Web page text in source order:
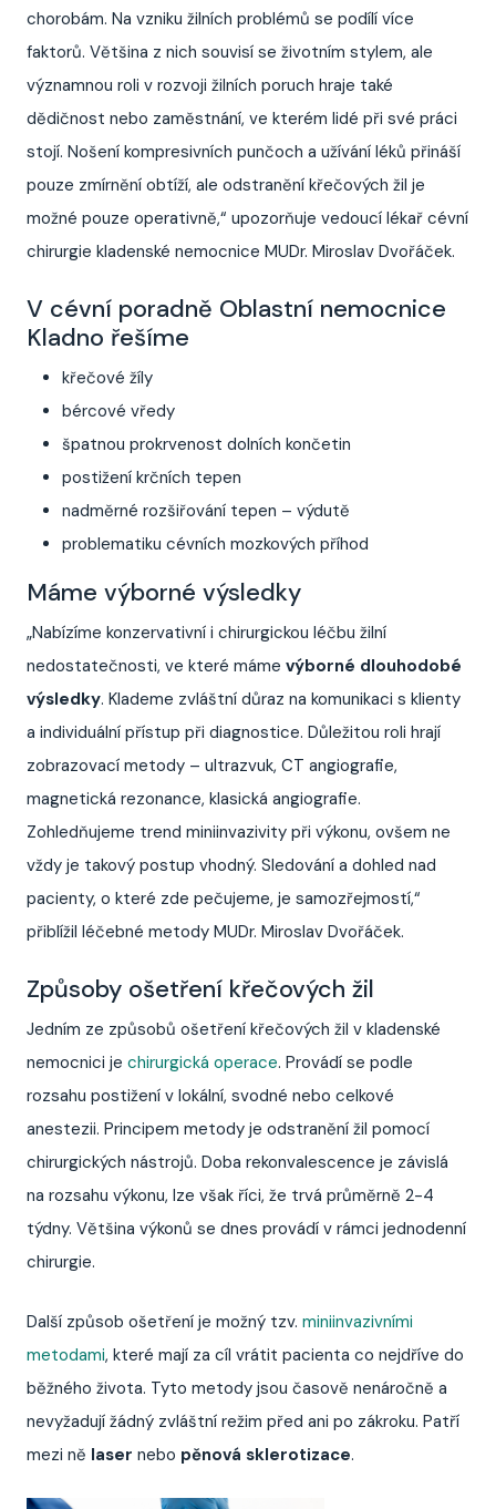
chorobám. Na vzniku žilních problémů se podílí více
faktorů. Většina z nich souvisí se životním stylem, ale
významnou roli v rozvoji žilních poruch hraje také
dědičnost nebo zaměstnání, ve kterém lidé při své práci
stojí. Nošení kompresivních punčoch a užívání léků přináší
pouze zmírnění obtíží, ale odstranění křečových žil je
možné pouze operativně,“ upozorňuje vedoucí lékař cévní
chirurgie kladenské nemocnice MUDr. Miroslav Dvořáček.
V cévní poradně Oblastní nemocnice
Kladno řešíme
křečové žíly
bércové vředy
špatnou prokrvenost dolních končetin
postižení krčních tepen
nadměrné rozšiřování tepen – výdutě
problematiku cévních mozkových příhod
Máme výborné výsledky
„Nabízíme konzervativní i chirurgickou léčbu žilní
nedostatečnosti, ve které máme výborné dlouhodobé
výsledky. Klademe zvláštní důraz na komunikaci s klienty
a individuální přístup při diagnostice. Důležitou roli hrají
zobrazovací metody – ultrazvuk, CT angiografie,
magnetická rezonance, klasická angiografie.
Zohledňujeme trend miniinvazivity při výkonu, ovšem ne
vždy je takový postup vhodný. Sledování a dohled nad
pacienty, o které zde pečujeme, je samozřejmostí,“
přiblížil léčebné metody MUDr. Miroslav Dvořáček.
Způsoby ošetření křečových žil
Jedním ze způsobů ošetření křečových žil v kladenské
nemocnici je chirurgická operace. Provádí se podle
rozsahu postižení v lokální, svodné nebo celkové
anestezii. Principem metody je odstranění žil pomocí
chirurgických nástrojů. Doba rekonvalescence je závislá
na rozsahu výkonu, lze však říci, že trvá průměrně 2-4
týdny. Většina výkonů se dnes provádí v rámci jednodenní
chirurgie.
Další způsob ošetření je možný tzv. miniinvazivními
metodami, které mají za cíl vrátit pacienta co nejdříve do
běžného života. Tyto metody jsou časově nenáročně a
nevyžadují žádný zvláštní režim před ani po zákroku. Patří
mezi ně laser nebo pěnová sklerotizace.